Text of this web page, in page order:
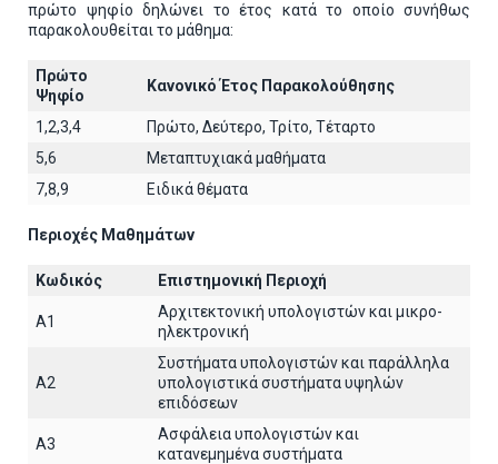
πρώτο ψηφίο δηλώνει το έτος κατά το οποίο συνήθως
παρακολουθείται το μάθημα:
Πρώτο
Ψηφίο
Κανονικό Έτος Παρακολούθησης
1,2,3,4
Πρώτο, Δεύτερο, Τρίτο, Τέταρτο
5,6
Μεταπτυχιακά μαθήματα
7,8,9
Ειδικά θέματα
Περιοχές Μαθημάτων
Κωδικός Επιστημονική Περιοχή
A1
Αρχιτεκτoνική υπολογιστών και μικρο-
ηλεκτρονική
A2
Συστήματα υπολογιστών και παράλληλα
υπολογιστικά συστήματα υψηλών
επιδόσεων
A3
Ασφάλεια υπολογιστών και
κατανεμημένα συστήματα